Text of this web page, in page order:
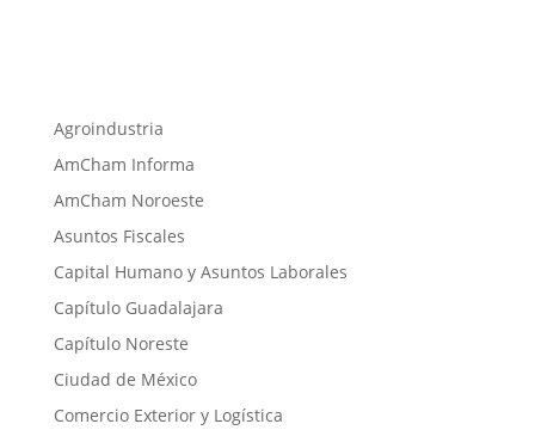
Agroindustria
AmCham Informa
AmCham Noroeste
Asuntos Fiscales
Capital Humano y Asuntos Laborales
Capítulo Guadalajara
Capítulo Noreste
Ciudad de México
Comercio Exterior y Logística